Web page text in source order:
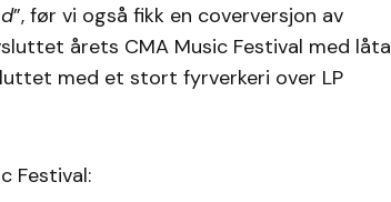
”, før vi også fikk en coverversjon av
årets CMA Music Festival med låta
med et stort fyrverkeri over LP
Festival: